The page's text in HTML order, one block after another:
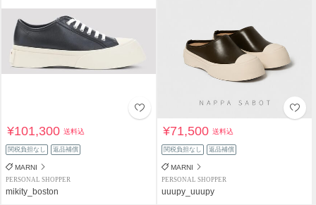
¥101,300送料込
関税負担なし 返品補償
MARNI
PERSONAL SHOPPER
mikity_boston
¥71,500送料込
関税負担なし 返品補償
MARNI
PERSONAL SHOPPER
uuupy_uuupy